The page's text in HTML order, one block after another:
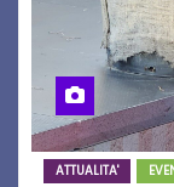
ATTUALITA'